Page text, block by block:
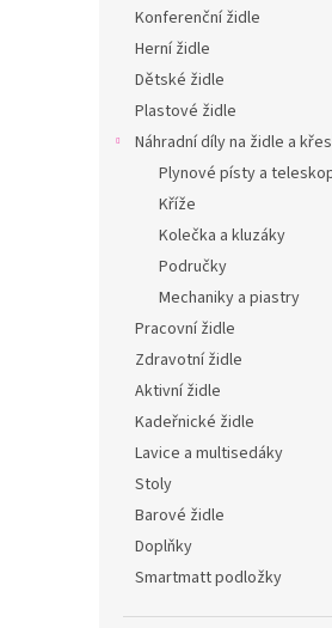
Konferenční židle
Herní židle
Dětské židle
Plastové židle
Náhradní díly na židle a
Plynové písty a
Kříže
Kolečka a kluzáky
Područky
Mechaniky a piastry
Pracovní židle
Zdravotní židle
Aktivní židle
Kadeřnické židle
Lavice a multisedáky
Stoly
Barové židle
Doplňky
Smartmatt podložky